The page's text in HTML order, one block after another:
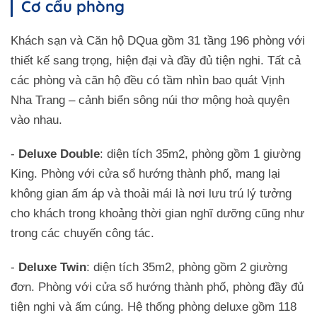
Cơ cấu phòng
Khách sạn và Căn hộ DQua gồm 31 tầng 196 phòng với
thiết kế sang trọng, hiện đại và đầy đủ tiện nghi. Tất cả
các phòng và căn hộ đều có tầm nhìn bao quát Vịnh
Nha Trang – cảnh biển sông núi thơ mộng hoà quyện
vào nhau.
- Deluxe Double: diện tích 35m2, phòng gồm 1 giường
King. Phòng với cửa sổ hướng thành phố, mang lại
không gian ấm áp và thoải mái là nơi lưu trú lý tưởng
cho khách trong khoảng thời gian nghĩ dưỡng cũng như
trong các chuyến công tác.
- Deluxe Twin: diện tích 35m2, phòng gồm 2 giường
đơn. Phòng với cửa sổ hướng thành phố, phòng đầy đủ
tiện nghi và ấm cúng. Hệ thống phòng deluxe gồm 118